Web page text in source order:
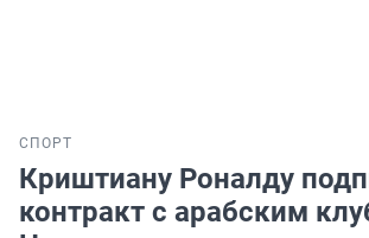
СПОРТ
Криштиану Роналду
контракт с арабским